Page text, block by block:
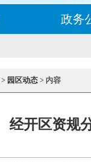
政务
> 园区动态 > 内容
经开区资规